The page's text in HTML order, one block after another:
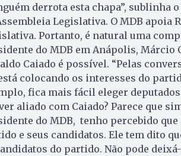
derrota esta chapa”, sublinha
Legislativa. O MDB apoia
Portanto, é natural uma
do MDB em Anápolis, Márcio
Caiado é possível. “Pelas
colocando os interesses do
fica mais fácil eleger
aliado com Caiado? Parece que
do MDB, tenho percebido que
e seus candidatos. Ele tem dito
do partido. Não pode